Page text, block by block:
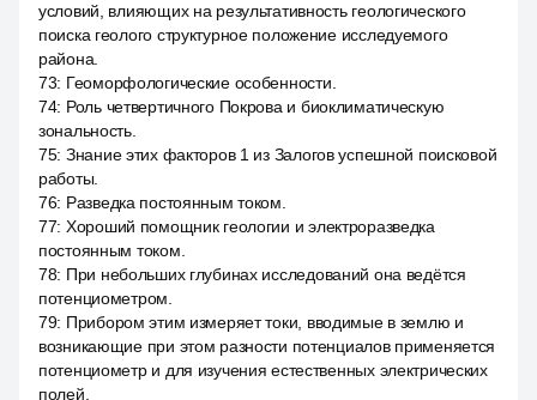
условий, влияющих на результативность геологического
поиска геолого структурное положение исследуемого
района.
73: Геоморфологические особенности.
74: Роль четвертичного Покрова и биоклиматическую
зональность.
75: Знание этих факторов 1 из Залогов успешной поисковой
работы.
76: Разведка постоянным током.
77: Хороший помощник геологии и электроразведка
постоянным током.
78: При небольших глубинах исследований она ведётся
потенциометром.
79: Прибором этим измеряет токи, вводимые в землю и
возникающие при этом разности потенциалов применяется
потенциометр и для изучения естественных электрических
полей.